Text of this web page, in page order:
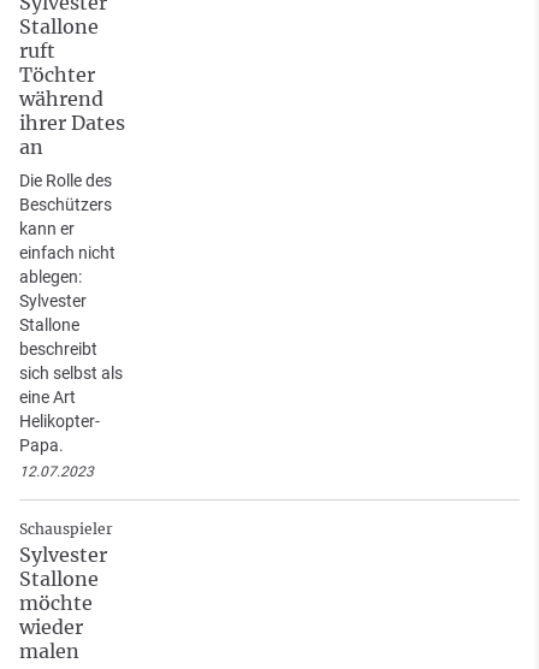
Stallone
ruft
Töchter
während
ihrer Dates
an
Die Rolle des
Beschützers
kann er
einfach nicht
ablegen:
Sylvester
Stallone
beschreibt
sich selbst als
eine Art
Helikopter-
Papa.
12.07.2023
Schauspieler
Sylvester
Stallone
möchte
wieder
malen